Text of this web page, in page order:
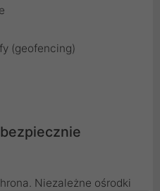
(geofencing)
Niezależne ośrodki